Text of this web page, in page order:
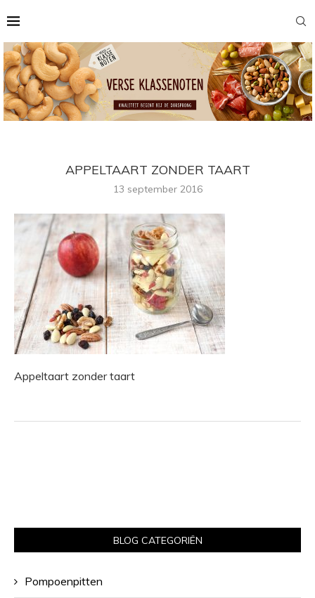
APPELTAART ZONDER TAART
13 september 2016
Appeltaart zonder taart
BLOG CATEGORIËN
Pompoenpitten